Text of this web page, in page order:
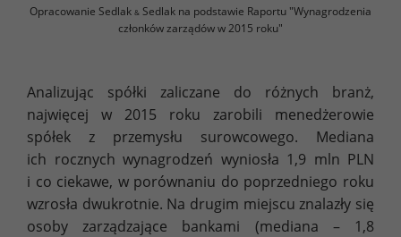
Opracowanie Sedlak & Sedlak na podstawie Raportu "Wynagrodzenia
członków zarządów w 2015 roku"
Analizując spółki zaliczane do różnych branż,
najwięcej w 2015 roku zarobili menedżerowie
spółek z przemysłu surowcowego. Mediana
ich rocznych wynagrodzeń wyniosła 1,9 mln PLN
i co ciekawe, w porównaniu do poprzedniego roku
wzrosła dwukrotnie. Na drugim miejscu znalazły się
osoby zarządzające bankami (mediana – 1,8